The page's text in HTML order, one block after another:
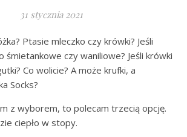
31 stycznia 2021
Ptasie mleczko czy krówki? Jeśli
śmietankowe czy waniliowe? Jeśli krówki
Co wolicie? A może krufki, a
Socks?
z wyborem, to polecam trzecią opcję.
ciepło w stopy.